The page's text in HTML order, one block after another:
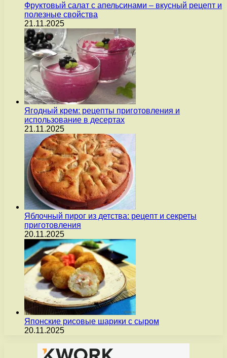
Фруктовый салат с апельсинами – вкусный рецепт и
полезные свойства
21.11.2025
Ягодный крем: рецепты приготовления и
использование в десертах
21.11.2025
Яблочный пирог из детства: рецепт и секреты
приготовления
20.11.2025
Японские рисовые шарики с сыром
20.11.2025